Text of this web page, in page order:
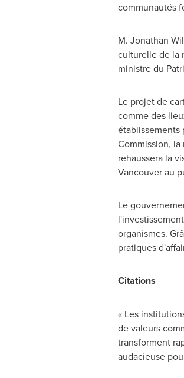
communautés
M. Jonathan
culturelle de la
ministre du
Le projet de
comme des
établissements
Commission, la
rehaussera la
Vancouverau
Le
organismes.
pratiques
Citations
« Les
de valeurs
transforment
audacieuse